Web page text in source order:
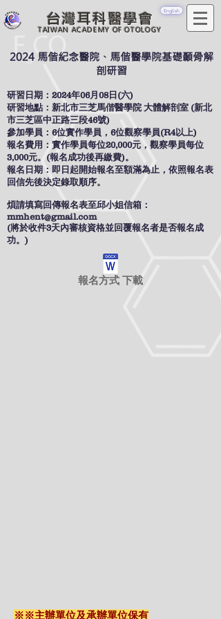
台灣耳科醫學會
TAIWAN ACADEMY OF OTOLOGY
English
2024 馬偕紀念醫院、馬偕醫學院基礎顳骨解
剖研習
研習日期：2024年06月08日(六)
研習地點：新北市三芝馬偕醫學院 大體解剖室 (新北
市三芝區中正路三段46號)
參加學員：6位實作學員，6位觀察學員(R4以上)
報名費用：實作學員每位20,000元，觀察學員每位
3,000元。(報名成功後再繳費)。
報名日期：即日起開始報名至額滿為止，依照報名表
回信先後決定錄取順序。
煩請填寫回傳報名表至邱小姐信箱：
mmhent@gmail.com
(將於收件3天內審核資格並回覆報名者是否報名成
功。)
報名方式 下載
※※主辦單位及承辦單位保有